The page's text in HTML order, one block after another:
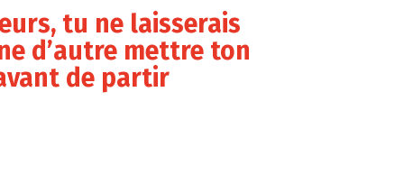
tu ne laisserais
d’autre mettre ton
de partir